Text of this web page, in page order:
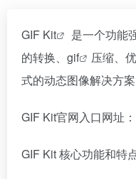
GIF Kit
是一个功能
的转换、 gif
压缩、
式的动态图像解决方案
GIF Kit官网入口网址
GIF Kit 核心功能和特